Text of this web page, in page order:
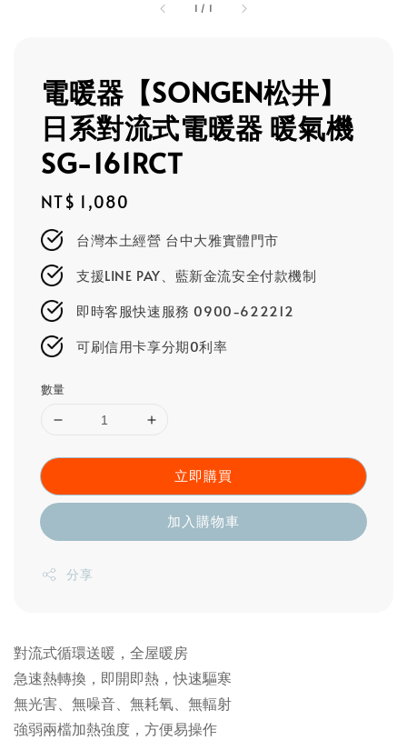
1 / 1
電暖器【SONGEN松井】
日系對流式電暖器 暖氣機
SG-161RCT
Regular
price
NT$ 1,080
台灣本土經營 台中大雅實體門市
支援LINE PAY、藍新金流安全付款機制
即時客服快速服務 0900-622212
可刷信用卡享分期0利率
數量
立即購買
加入購物車
分享
對流式循環送暖，全屋暖房
急速熱轉換，即開即熱，快速驅寒
無光害、無噪音、無耗氧、無輻射
強弱兩檔加熱強度，方便易操作